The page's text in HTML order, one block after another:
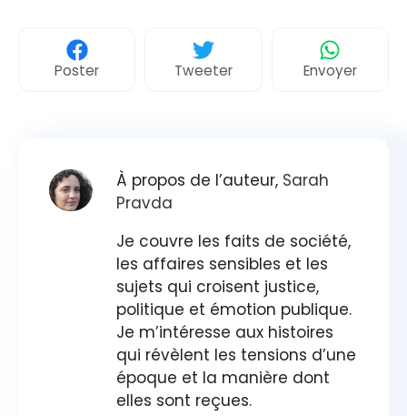
Poster Tweeter Envoyer
À propos de l’auteur, Sarah
Pravda
Je couvre les faits de société,
les affaires sensibles et les
sujets qui croisent justice,
politique et émotion publique.
Je m’intéresse aux histoires
qui révèlent les tensions d’une
époque et la manière dont
elles sont reçues.